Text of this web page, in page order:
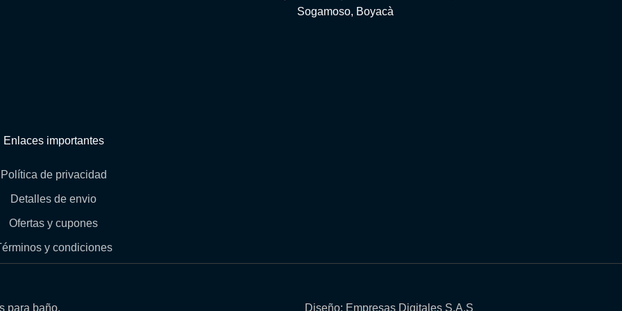
Enlaces importantes
Política de privacidad
Detalles de envio
Ofertas y cupones
y condiciones
Sogamoso, Boyacà
para baño. Diseño: Empresas Digitales S.A.S